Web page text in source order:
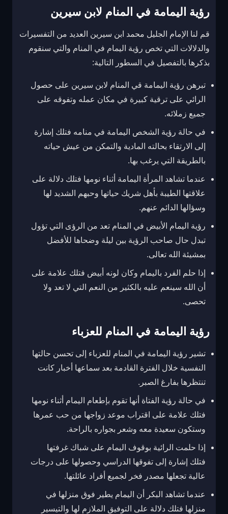
رؤية اليمامة في المنام لابن سيرين
قم لنا الإمام الجليل محمد ابن سيرين العديد من التفسيرات
والدلالات التي تخص رؤية اليمام في المنام والتي سنقوم
بذكرها بالتفصيل في السطور التالية:
تبرهن رؤية اليمامة قي المنام لابن سيرين على حصول
الرائي على ترقية كبيرة في مكان عمله وتفوقه على
جميع زملائه.
في حالة رؤية الشخص اليمامة في منامه فتلك إشارة
إلى الارتقاء بحالته المادية والتمكن من عيش حياته
بالطريقة التي يرغب بها.
عندما تشاهد المرأة اليمامة أثناء نومها فتلك دلالة على
علاقتها الطيبة بأهل شريك حياتها وحبهم الشديد لها
وسؤالها الدائم عنهم.
رؤية اليمام الأبيض في المنام تعد من الرؤى التي تؤول
تبدل حال صاحب الرؤية بين ليلة وضحاها للأفضل
بمشيئة الله تعالى.
إذا حلم الفرد باليمام وكان لونه أبيض فتلك علامة على
أن الله سينعم عليه بالكثير من النعم التي لا تعد ولا
تحصى.
رؤية اليمامة في المنام للعزباء
تشير رؤية اليمامة في المنام للعزباء إلى تحسن حالتها
النفسية خلال الفترة القادمة بعد سماعها أخبار كانت
تنتظرها بفارغ الصبر.
في حالة رؤية الفتاة أنها تقوم بإطعام اليمام أثناء نومها
فتلك علامة على اقتراب موعد زواجها من حب عمرها
وستكون سعيدة معه وشعر بجواره بالراحة.
إذا حلمت الرائية بوقوف اليمام على شباك غرفتها
فتلك إشارة إلى تفوقها الدراسي وحصولها على درجات
عالية تجعلها مصدر فخر لجميع أفراد عائلتها.
عندما تشاهد البكر أن اليمام يطير فوق منزلها في
منزلها فتلك دلالة على التوفيق الملازم لها والتيسير